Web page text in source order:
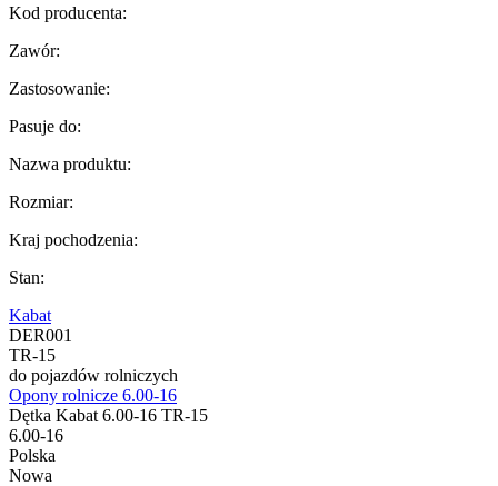
Kod producenta:
Zawór:
Zastosowanie:
Pasuje do:
Nazwa produktu:
Rozmiar:
Kraj pochodzenia:
Stan:
Kabat
DER001
TR-15
do pojazdów rolniczych
Opony rolnicze 6.00-16
Dętka Kabat 6.00-16 TR-15
6.00-16
Polska
Nowa